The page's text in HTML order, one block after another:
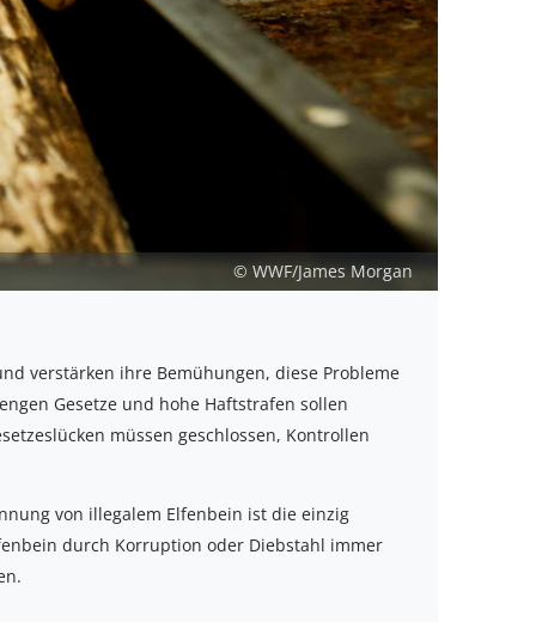
© WWF/James Morgan
verstärken ihre Bemühungen, diese Probleme
Gesetze und hohe Haftstrafen sollen
müssen geschlossen, Kontrollen
von illegalem Elfenbein ist die einzig
durch Korruption oder Diebstahl immer